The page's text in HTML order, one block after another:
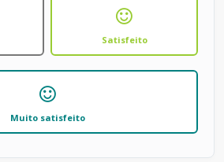
Satisfeito
Muito satisfeito